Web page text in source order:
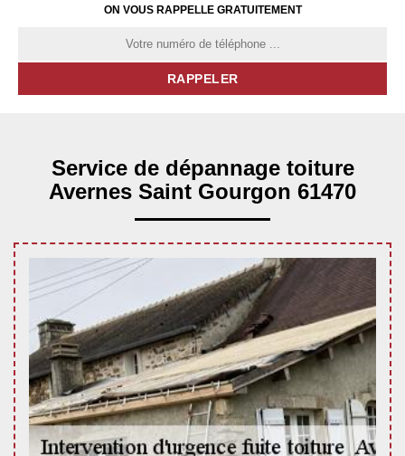
ON VOUS RAPPELLE GRATUITEMENT
Service de dépannage toiture
Avernes Saint Gourgon 61470